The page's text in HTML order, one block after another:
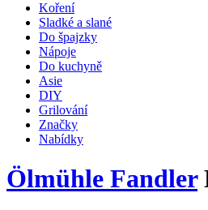
Koření
Sladké a slané
Do špajzky
Nápoje
Do kuchyně
Asie
DIY
Grilování
Značky
Nabídky
Ölmühle Fandler